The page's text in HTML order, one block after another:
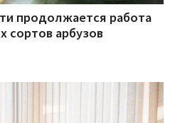
продолжается работа
сортов арбузов